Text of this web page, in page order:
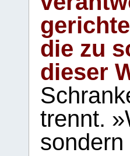
die zu
dieser
trennt.